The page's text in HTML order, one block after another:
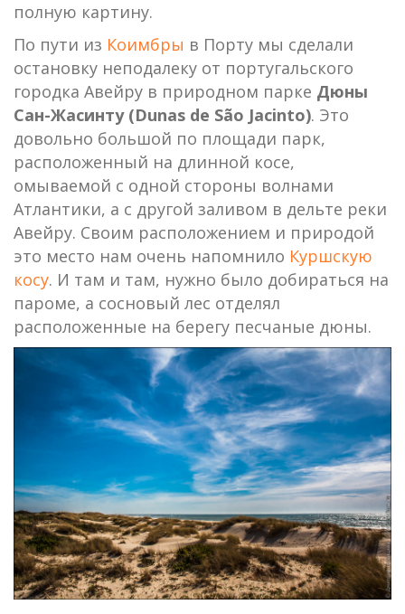
полную картину.
По пути из Коимбры в Порту мы сделали
остановку неподалеку от португальского
городка Авейру в природном парке Дюны
Сан-Жасинту (Dunas de São Jacinto). Это
довольно большой по площади парк,
расположенный на длинной косе,
омываемой с одной стороны волнами
Атлантики, а с другой заливом в дельте реки
Авейру. Своим расположением и природой
это место нам очень напомнило Куршскую
косу. И там и там, нужно было добираться на
пароме, а сосновый лес отделял
расположенные на берегу песчаные дюны.